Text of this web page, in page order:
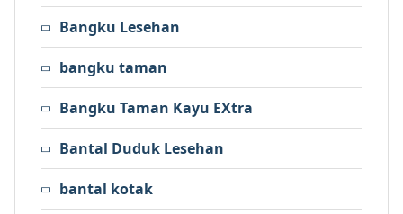
Bangku Lesehan
bangku taman
Bangku Taman Kayu EXtra
Bantal Duduk Lesehan
bantal kotak